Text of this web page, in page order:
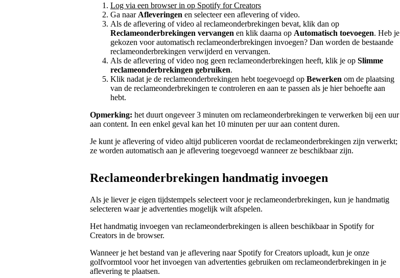
Log via een browser in op Spotify for Creators
Ga naar Afleveringen en selecteer een aflevering of video.
Als de aflevering of video al reclameonderbrekingen bevat, klik dan op
Reclameonderbrekingen vervangen en klik daarna op Automatisch toevoegen. Heb je
gekozen voor automatisch reclameonderbrekingen invoegen? Dan worden de bestaande
reclameonderbrekingen verwijderd en vervangen.
Als de aflevering of video nog geen reclameonderbrekingen heeft, klik je op Slimme
reclameonderbrekingen gebruiken.
Klik nadat je de reclameonderbrekingen hebt toegevoegd op Bewerken om de plaatsing
van de reclameonderbrekingen te controleren en aan te passen als je hier behoefte aan
hebt.
Opmerking: het duurt ongeveer 3 minuten om reclameonderbrekingen te verwerken bij een uur
aan content. In een enkel geval kan het 10 minuten per uur aan content duren.
Je kunt je aflevering of video altijd publiceren voordat de reclameonderbrekingen zijn verwerkt;
ze worden automatisch aan je aflevering toegevoegd wanneer ze beschikbaar zijn.
Reclameonderbrekingen handmatig invoegen
Als je liever je eigen tijdstempels selecteert voor je reclameonderbrekingen, kun je handmatig
selecteren waar je advertenties mogelijk wilt afspelen.
Het handmatig invoegen van reclameonderbrekingen is alleen beschikbaar in Spotify for
Creators in de browser.
Wanneer je het bestand van je aflevering naar Spotify for Creators uploadt, kun je onze
golfvormtool voor het invoegen van advertenties gebruiken om reclameonderbrekingen in je
aflevering te plaatsen.